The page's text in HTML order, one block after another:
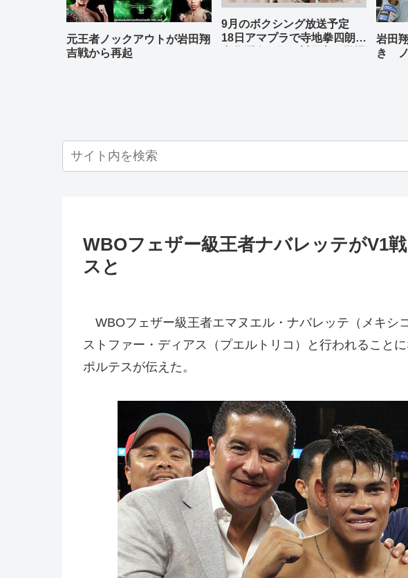
元王者ノックアウトが岩田翔
吉戦から再起
9月のボクシング放送予定
18日アマプラで寺地拳四朗、
岩田
き ノ
WBOフェザー級王者ナバレッテがV1
スと
WBOフェザー級王者エマヌエル・ナバレッテ（メキシ
ストファー・ディアス（プエルトリコ）と行われること
ポルテスが伝えた。